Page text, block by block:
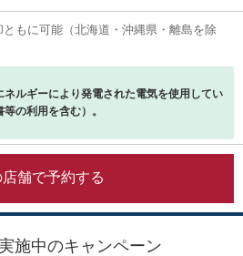
ともに可能（北海道・沖縄県・離島を除
ネルギーにより発電された電気を使用してい
の利用を含む）。
店舗で予約する
施中のキャンペーン